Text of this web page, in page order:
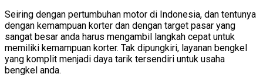
Seiring dengan pertumbuhan motor di Indonesia, dan tentunya
dengan kemampuan korter dan dengan target pasar yang
sangat besar anda harus mengambil langkah cepat untuk
memiliki kemampuan korter. Tak dipungkiri, layanan bengkel
yang komplit menjadi daya tarik tersendiri untuk usaha
bengkel anda.